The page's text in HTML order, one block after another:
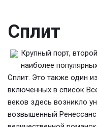
Сплит
Крупный порт,
наиболее
Сплит. Это также один
включенных в список
веков здесь возникло
возвышенный